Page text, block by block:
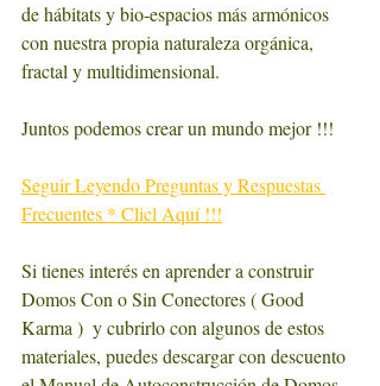
de hábitats y bio-espacios más armónicos
con nuestra propia naturaleza orgánica,
fractal y multidimensional.
Juntos podemos crear un mundo mejor !!!
Seguir Leyendo Preguntas y Respuestas
Frecuentes * Clicl Aquí !!!
Si tienes interés en aprender a construir
Domos Con o Sin Conectores ( Good
Karma )  y cubrirlo con algunos de estos
materiales, puedes descargar con descuento